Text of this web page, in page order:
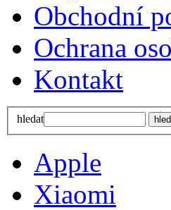
Obchodní
Ochrana
Kontakt
hledat
Apple
Xiaomi